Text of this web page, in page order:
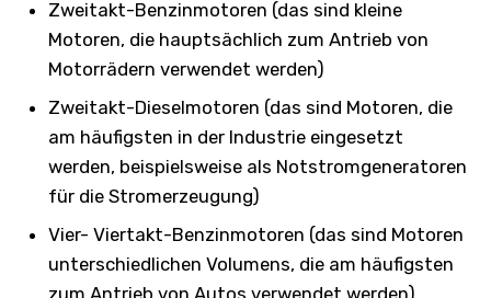
Zweitakt-Benzinmotoren (das sind kleine
Motoren, die hauptsächlich zum Antrieb von
Motorrädern verwendet werden)
Zweitakt-Dieselmotoren (das sind Motoren, die
am häufigsten in der Industrie eingesetzt
werden, beispielsweise als Notstromgeneratoren
für die Stromerzeugung)
Vier- Viertakt-Benzinmotoren (das sind Motoren
unterschiedlichen Volumens, die am häufigsten